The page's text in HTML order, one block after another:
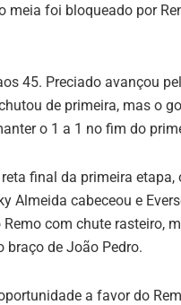
meia foi bloqueado por
45. Preciado avançou
de primeira, mas o
o 1 a 1 no fim do
final da primeira
Almeida cabeceou e
com chute rasteiro,
braço de João Pedro.
a favor do